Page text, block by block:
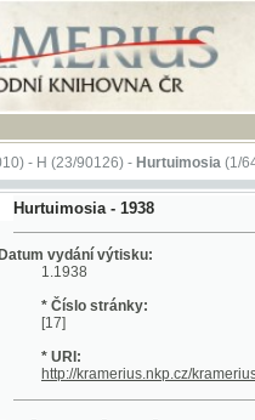
H(23/90126) -Hurtuimosia(1/641)
- 1938
vydání výtisku:
1.1938
* Číslo stránky:
* URI:
obraz